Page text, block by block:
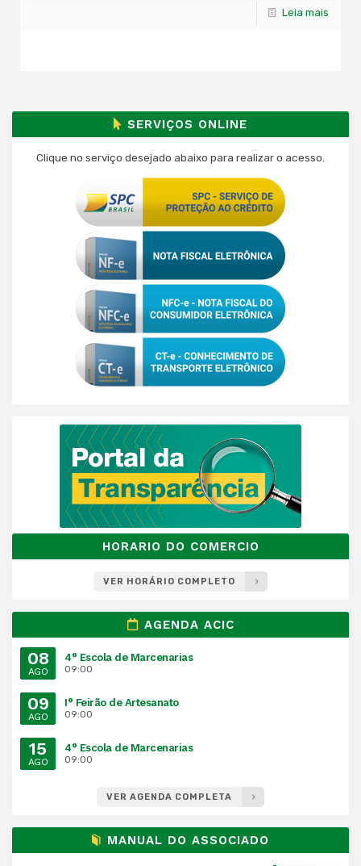
Leia mais
SERVIÇOS ONLINE
Clique no serviço desejado abaixo para realizar o acesso.
HORARIO DO COMERCIO
VER HORÁRIO COMPLETO
AGENDA ACIC
08
AGO
4° Escola de Marcenarias
09:00
09
AGO
I° Feirão de Artesanato
09:00
15
AGO
4° Escola de Marcenarias
09:00
VER AGENDA COMPLETA
MANUAL DO ASSOCIADO